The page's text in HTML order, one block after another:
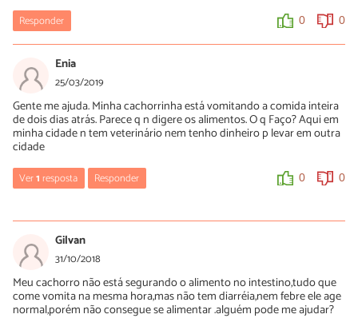
Responder 0 0
Enia
25/03/2019
Gente me ajuda. Minha cachorrinha está vomitando a comida inteira
de dois dias atrás. Parece q n digere os alimentos. O q Faço? Aqui em
minha cidade n tem veterinário nem tenho dinheiro p levar em outra
cidade
Ver1resposta Responder 0 0
Oi Enia! Você pode ver alguns remédios caseiros para cachorro
vomitando nesse artigo:
https://www.peritoanimal.com.br/remedio-caseiro-para-
cachorro-vomitando-22489.html
No entanto, recomendamos que você busque ajuda de um
Gilvan
31/10/2018
Meu cachorro não está segurando o alimento no intestino,tudo que
come vomita na mesma hora,mas não tem diarréia,nem febre ele age
normal,porém não consegue se alimentar .alguém pode me ajudar?